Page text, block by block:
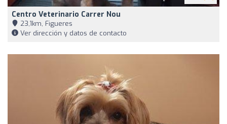
Centro Veterinario Carrer Nou
23,1km, Figueres
Ver dirección y datos de contacto